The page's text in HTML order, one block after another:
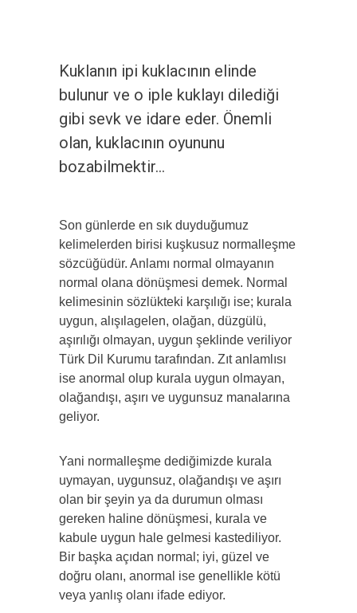
Kuklanın ipi kuklacının elinde
bulunur ve o iple kuklayı dilediği
gibi sevk ve idare eder. Önemli
olan, kuklacının oyununu
bozabilmektir…
Son günlerde en sık duyduğumuz
kelimelerden birisi kuşkusuz normalleşme
sözcüğüdür. Anlamı normal olmayanın
normal olana dönüşmesi demek. Normal
kelimesinin sözlükteki karşılığı ise; kurala
uygun, alışılagelen, olağan, düzgülü,
aşırılığı olmayan, uygun şeklinde veriliyor
Türk Dil Kurumu tarafından. Zıt anlamlısı
ise anormal olup kurala uygun olmayan,
olağandışı, aşırı ve uygunsuz manalarına
geliyor.
Yani normalleşme dediğimizde kurala
uymayan, uygunsuz, olağandışı ve aşırı
olan bir şeyin ya da durumun olması
gereken haline dönüşmesi, kurala ve
kabule uygun hale gelmesi kastediliyor.
Bir başka açıdan normal; iyi, güzel ve
doğru olanı, anormal ise genellikle kötü
veya yanlış olanı ifade ediyor.